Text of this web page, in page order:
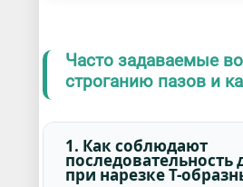
Часто задаваемые
строганию пазов и
1. Как соблюдают
последовательность
при нарезке Т-